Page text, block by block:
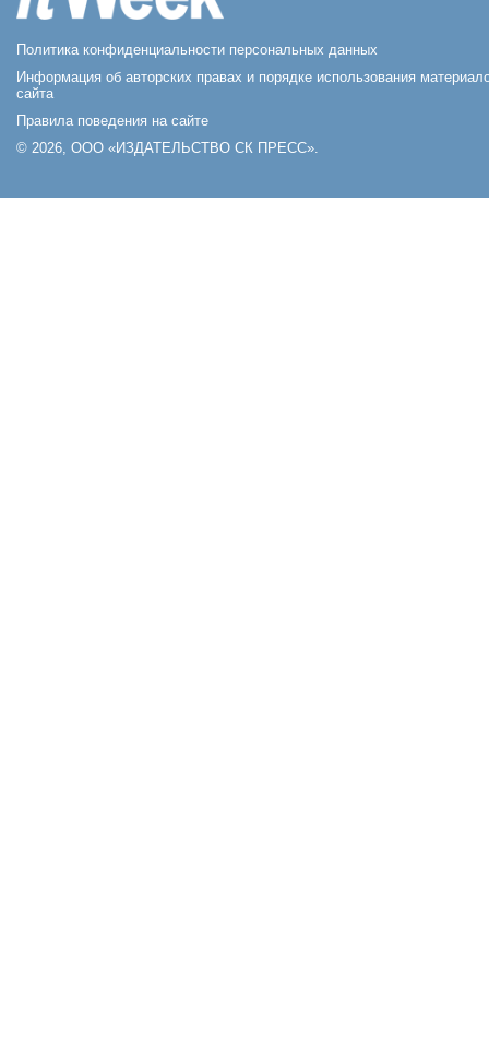
Политика конфиденциальности персональных данных
Информация об авторских правах и порядке использования
сайта
Правила поведения на сайте
© 2026, ООО «ИЗДАТЕЛЬСТВО СК ПРЕСС».